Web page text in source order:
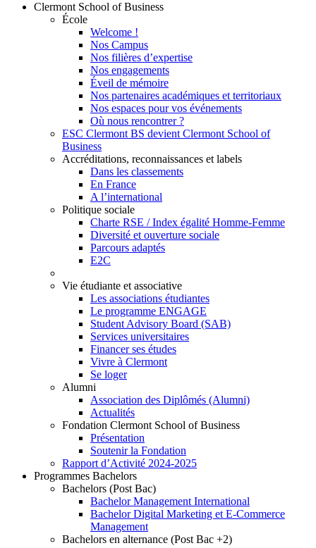
Clermont School of Business
École
Welcome !
Nos Campus
Nos filières d’expertise
Nos engagements
Éveil de mémoire
Nos partenaires académiques et territoriaux
Nos espaces pour vos événements
Où nous rencontrer ?
ESC Clermont BS devient Clermont School of
Business
Accréditations, reconnaissances et labels
Dans les classements
En France
A l’international
Politique sociale
Charte RSE / Index égalité Homme-Femme
Diversité et ouverture sociale
Parcours adaptés
E2C
Vie étudiante et associative
Les associations étudiantes
Le programme ENGAGE
Student Advisory Board (SAB)
Services universitaires
Financer ses études
Vivre à Clermont
Se loger
Alumni
Association des Diplômés (Alumni)
Actualités
Fondation Clermont School of Business
Présentation
Soutenir la Fondation
Rapport d’Activité 2024-2025
Programmes Bachelors
Bachelors (Post Bac)
Bachelor Management International
Bachelor Digital Marketing et E-Commerce
Management
Bachelors en alternance (Post Bac +2)